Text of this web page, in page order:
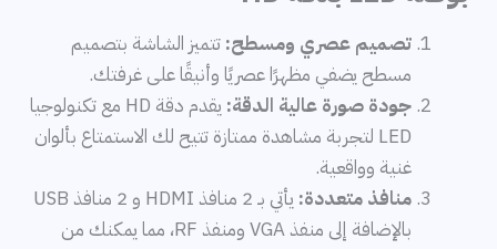
تصميم عصري ومسطح: تتميز الشاشة بتصميم
مسطح يضفي مظهرًا عصريًا وأنيقًا على غرفتك.
جودة صورة عالية الدقة:
يقدم دقة HD مع تكنولوجيا
LED لتجربة مشاهدة ممتازة تتيح لك الاستمتاع بألوان
غنية وواقعية.
منافذ متعددة:
يأتي بـ 2 منافذ HDMI و 2 منافذ USB
بالإضافة إلى منفذ VGA ومنفذ RF، مما يمكنك من